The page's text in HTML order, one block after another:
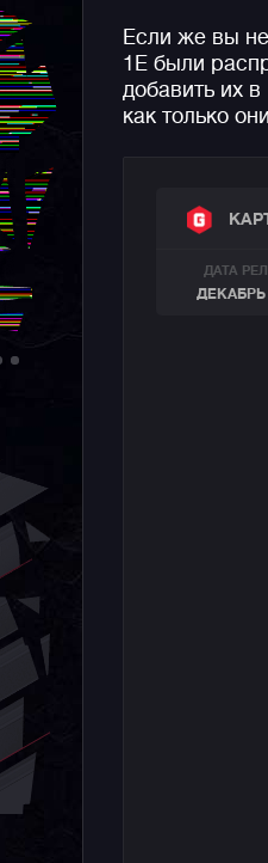
Если же вы
1E были
добавить их
как только
ДАТА
ДЕКАБРЬ